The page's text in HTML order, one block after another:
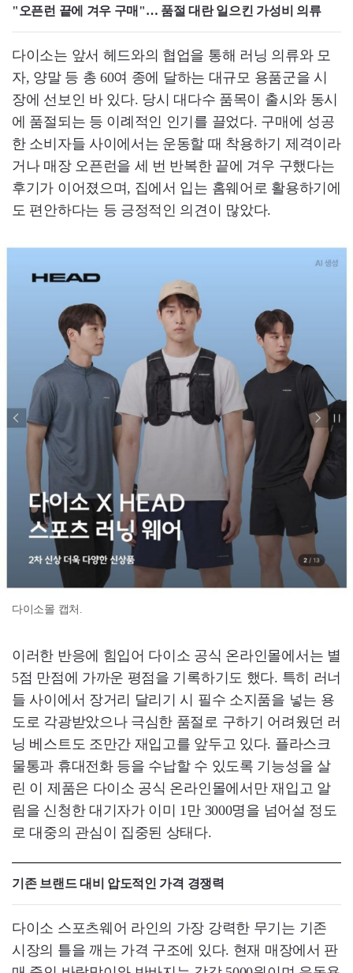
"오픈런 끝에 겨우 구매"… 품절 대란 일으킨 가성비 의류
다이소는 앞서 헤드와의 협업을 통해 러닝 의류와 모
자, 양말 등 총 60여 종에 달하는 대규모 용품군을 시
장에 선보인 바 있다. 당시 대다수 품목이 출시와 동시
에 품절되는 등 이례적인 인기를 끌었다. 구매에 성공
한 소비자들 사이에서는 운동할 때 착용하기 제격이라
거나 매장 오픈런을 세 번 반복한 끝에 겨우 구했다는
후기가 이어졌으며, 집에서 입는 홈웨어로 활용하기에
도 편안하다는 등 긍정적인 의견이 많았다.
다이소몰 캡처.
이러한 반응에 힘입어 다이소 공식 온라인몰에서는 별
5점 만점에 가까운 평점을 기록하기도 했다. 특히 러너
들 사이에서 장거리 달리기 시 필수 소지품을 넣는 용
도로 각광받았으나 극심한 품절로 구하기 어려웠던 러
닝 베스트도 조만간 재입고를 앞두고 있다. 플라스크
물통과 휴대전화 등을 수납할 수 있도록 기능성을 살
린 이 제품은 다이소 공식 온라인몰에서만 재입고 알
림을 신청한 대기자가 이미 1만 3000명을 넘어설 정도
로 대중의 관심이 집중된 상태다.
기존 브랜드 대비 압도적인 가격 경쟁력
다이소 스포츠웨어 라인의 가장 강력한 무기는 기존
시장의 틀을 깨는 가격 구조에 있다. 현재 매장에서 판